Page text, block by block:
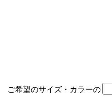
ご希望のサイズ・カラーの